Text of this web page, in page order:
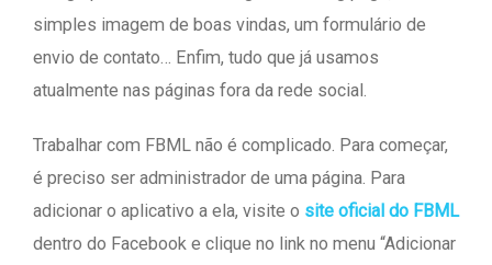
simples imagem de boas vindas, um formulário de
envio de contato… Enfim, tudo que já usamos
atualmente nas páginas fora da rede social.
Trabalhar com FBML não é complicado. Para começar,
é preciso ser administrador de uma página. Para
adicionar o aplicativo a ela, visite o site oficial do FBML
dentro do Facebook e clique no link no menu “Adicionar